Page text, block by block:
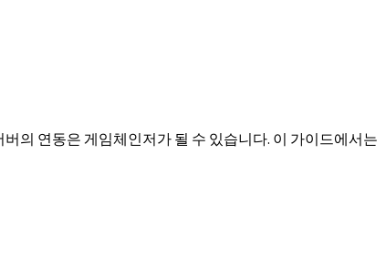
의 연동은 게임체인저가 될 수 있습니다. 이 가이드에서는